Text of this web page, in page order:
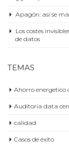
Apagón: así se
Los costes
de datos
TEMAS
Ahorro energetico
Auditoria data
calidad
Casos de éxito